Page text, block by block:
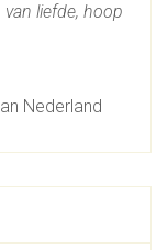
van liefde, hoop
Nederland